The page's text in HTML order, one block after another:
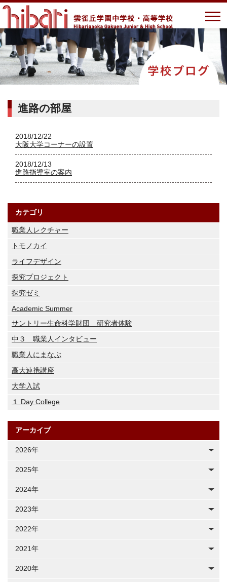
進路の部屋
2018/12/22
大阪大学コーナーの設置
2018/12/13
進路指導室の案内
カテゴリ
職業人レクチャー
トモノカイ
ライフデザイン
探究プロジェクト
探究ゼミ
Academic Summer
サントリー生命科学財団 研究者体験
中３ 職業人インタビュー
職業人にまなぶ
高大連携講座
大学入試
１ Day College
アーカイブ
2026年
2025年
2024年
2023年
2022年
2021年
2020年